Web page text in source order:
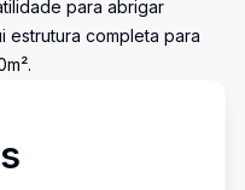
para abrigar
estrutura completa para